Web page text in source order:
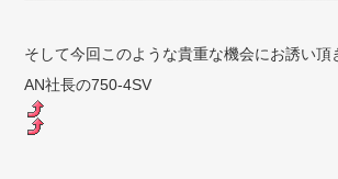
そして今回このような貴重な機会にお誘い頂
AN社長の750-4SV